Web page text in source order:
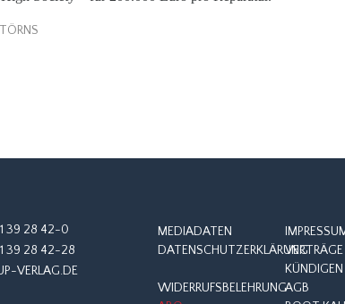
TÖRNS
39 28 42-0
39 28 42-28
VERLAG.DE
MEDIADATEN
DATENSCHUTZERKLÄRUNGVERTRÄGE
KÜNDIGEN
WIDERRUFSBELEHRUNGAGB